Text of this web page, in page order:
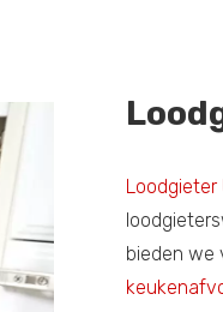
bieden we